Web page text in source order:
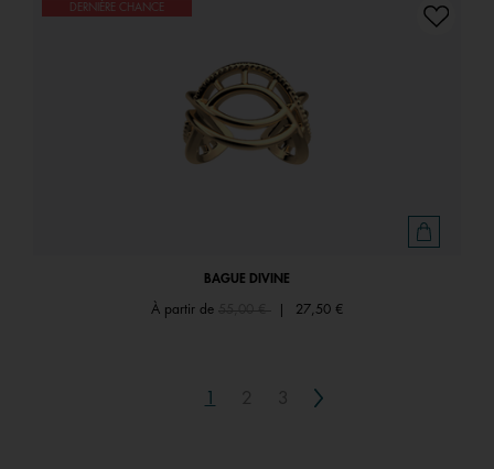
DERNIÈRE CHANCE
BAGUE DIVINE
À partir dePrice reduced from
55,00 € 27,50 €
Next